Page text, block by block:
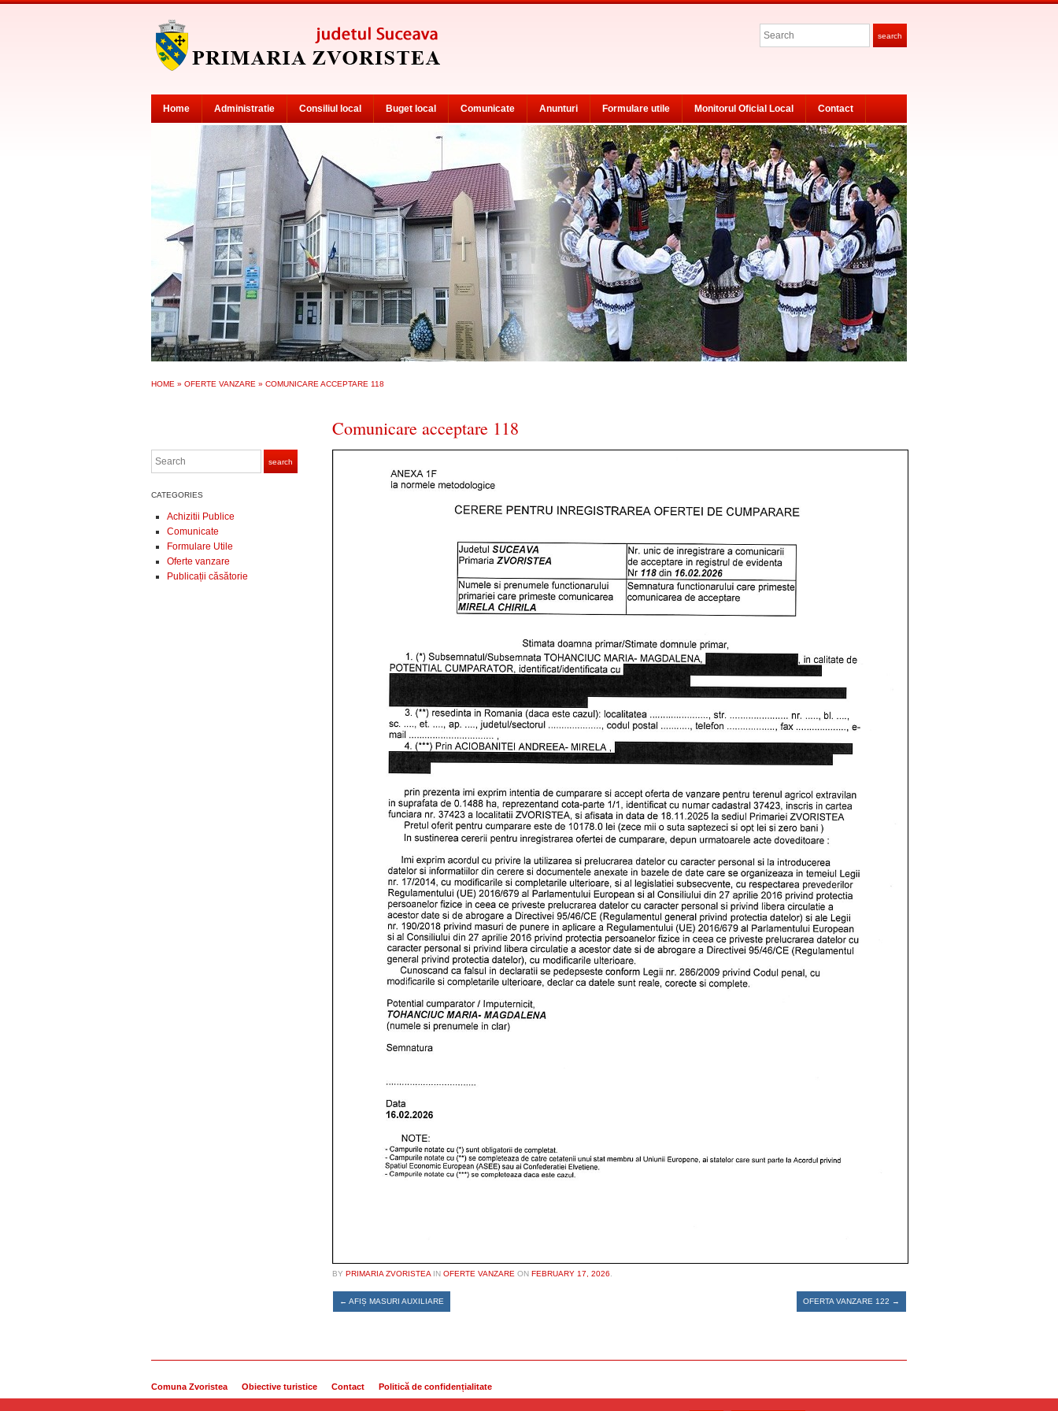
Search search
Home Administratie Consiliul local Buget local Comunicate Anunturi Formulare utile Monitorul Oficial Local Contact
HOME » OFERTE VANZARE » COMUNICARE ACCEPTARE 118
Comunicare acceptare 118
Search search
CATEGORIES
Achizitii Publice
Comunicate
Formulare Utile
Oferte vanzare
Publicații căsătorie
BY PRIMARIA ZVORISTEA IN OFERTE VANZARE ON FEBRUARY 17, 2026.
← AFIȘ MASURI AUXILIARE OFERTA VANZARE 122 →
Comuna Zvoristea Obiective turistice Contact Politică de confidențialitate